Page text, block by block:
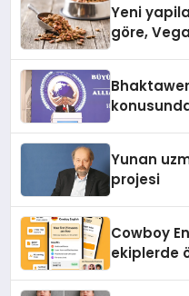
Yeni
göre,
Yunan
projesi
Cowboy
ekiplerde